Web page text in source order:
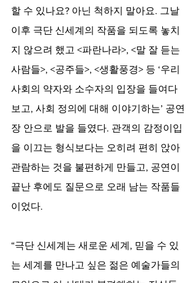
할 수 있나요? 아닌 척하지 말아요. 그날
이후 극단 신세계의 작품을 되도록 놓치
지 않으려 했고 <파란나라>, <말 잘 듣는
사람들>, <공주들>, <생활풍경> 등 ‘우리
사회의 약자와 소수자의 입장을 들여다
보고, 사회 정의에 대해 이야기하는’ 공연
장 안으로 발을 들였다. 관객의 감정이입
을 이끄는 형식보다는 오히려 편히 앉아
관람하는 것을 불편하게 만들고, 공연이
끝난 후에도 질문으로 오래 남는 작품들
이었다.
“극단 신세계는 새로운 세계, 믿을 수 있
는 세계를 만나고 싶은 젊은 예술가들의